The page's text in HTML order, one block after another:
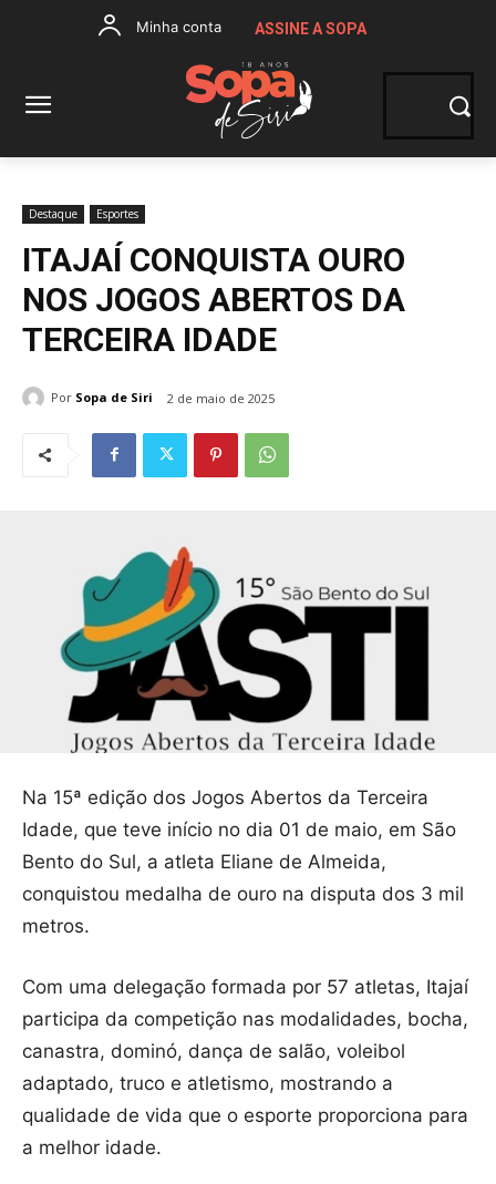
Minha conta ASSINE A SOPA
Destaque Esportes
ITAJAÍ CONQUISTA OURO
NOS JOGOS ABERTOS DA
TERCEIRA IDADE
Por Sopa de Siri 2 de maio de 2025
Na 15ª edição dos Jogos Abertos da Terceira
Idade, que teve início no dia 01 de maio, em São
Bento do Sul, a atleta Eliane de Almeida,
conquistou medalha de ouro na disputa dos 3 mil
metros.
Com uma delegação formada por 57 atletas, Itajaí
participa da competição nas modalidades, bocha,
canastra, dominó, dança de salão, voleibol
adaptado, truco e atletismo, mostrando a
qualidade de vida que o esporte proporciona para
a melhor idade.